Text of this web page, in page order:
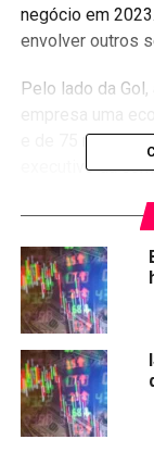
negócio em
envolver outros
Pelo lado da
e de 75
executivo da
devolução das
Além disso, a
Gollog, terá
2022 e de 1
Já o Mercado
encomendas
para 40 milhões